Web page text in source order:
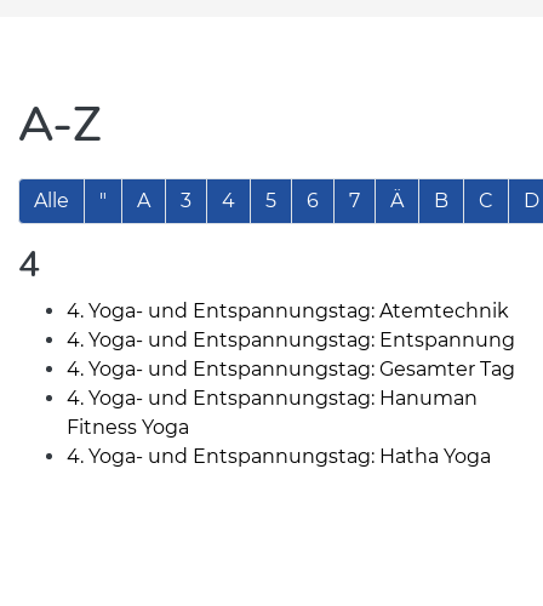
A-Z
Alle " A 3 4 5 6 7 Ä B C D
4
4. Yoga- und Entspannungstag: Atemtechnik
4. Yoga- und Entspannungstag: Entspannung
4. Yoga- und Entspannungstag: Gesamter Tag
4. Yoga- und Entspannungstag: Hanuman
Fitness Yoga
4. Yoga- und Entspannungstag: Hatha Yoga